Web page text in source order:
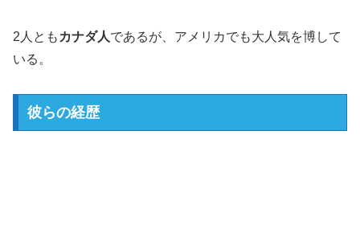
2人とも カナダ人であるが、アメリカでも大人気を博して
いる。
彼らの経歴